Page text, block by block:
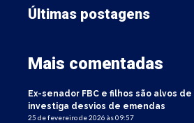
Últimas postagens
Mais comentadas
Ex-senador FBC e filhos são alvos
investiga desvios de emendas
25 de fevereiro de 2026 às 09:57